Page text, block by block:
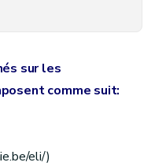
sur les
comme suit:
eli/)